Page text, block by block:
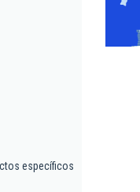
específicos